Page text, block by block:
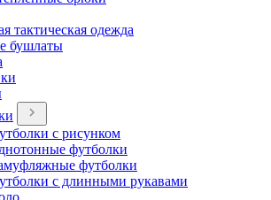
тактическая одежда
бушлаты
с рисунком
футболки
футболки
с длинными рукавами